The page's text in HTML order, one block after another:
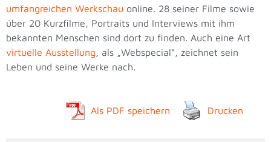
umfangreichen Werkschau online. 28 seiner Filme sowie
über 20 Kurzfilme, Portraits und Interviews mit ihm
bekannten Menschen sind dort zu finden. Auch eine Art
virtuelle Ausstellung, als „Webspecial“, zeichnet sein
Leben und seine Werke nach.
Als PDF speichern Drucken